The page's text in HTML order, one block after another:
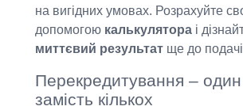
на вигідних умовах. Розрахуйте
допомогою калькулятораі
миттєвий результатще до подачі
Перекредитування –
замість кількох